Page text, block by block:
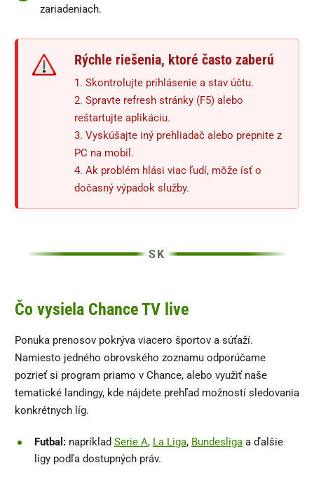
zariadeniach.
Rýchle riešenia, ktoré často zaberú
1. Skontrolujte prihlásenie a stav účtu.
2. Spravte refresh stránky (F5) alebo
reštartujte aplikáciu.
3. Vyskúšajte iný prehliadač alebo prepnite z
PC na mobil.
4. Ak problém hlási viac ľudí, môže ísť o
dočasný výpadok služby.
Čo vysiela Chance TV live
Ponuka prenosov pokrýva viacero športov a súťaží.
Namiesto jedného obrovského zoznamu odporúčame
pozrieť si program priamo v Chance, alebo využiť naše
tematické landingy, kde nájdete prehľad možností sledovania
konkrétnych líg.
Futbal: napríklad Serie A, La Liga, Bundesliga a ďalšie
ligy podľa dostupných práv.